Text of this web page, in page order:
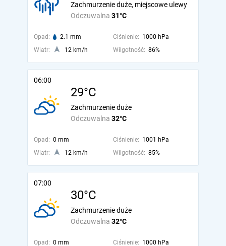
Odczuwalna 31°C
Zachmurzenie duże, miejscowe ulewy
Opad: 2.1 mm Ciśnienie: 1000 hPa
Wiatr:
12 km/h Wilgotność: 86%
06:00
29°C
Odczuwalna 32°C
Zachmurzenie duże
Opad: 0 mm Ciśnienie: 1001 hPa
Wiatr:
12 km/h Wilgotność: 85%
07:00
30°C
Odczuwalna 32°C
Zachmurzenie duże
Opad: 0 mm Ciśnienie: 1000 hPa